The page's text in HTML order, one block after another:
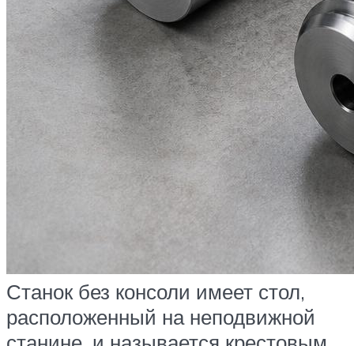
Станок без консоли имеет стол,
расположенный на неподвижной